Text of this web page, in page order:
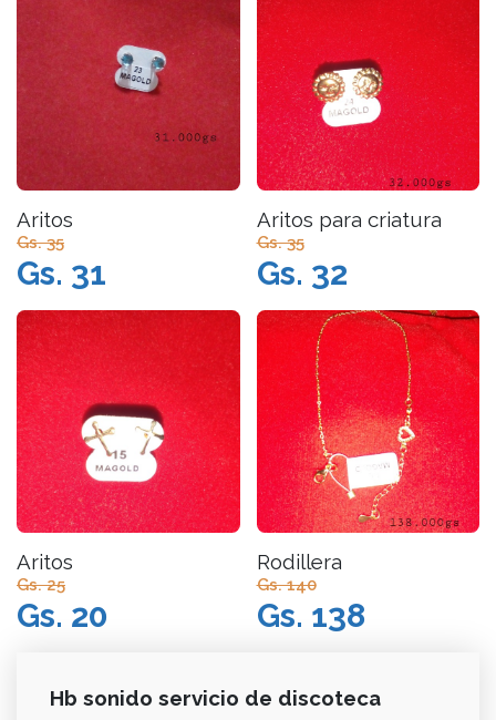
Aritos
Gs. 35
Gs. 31
Aritos para criatura
Gs. 35
Gs. 32
Aritos
Gs. 25
Gs. 20
Rodillera
Gs. 140
Gs. 138
Hb sonido servicio de discoteca